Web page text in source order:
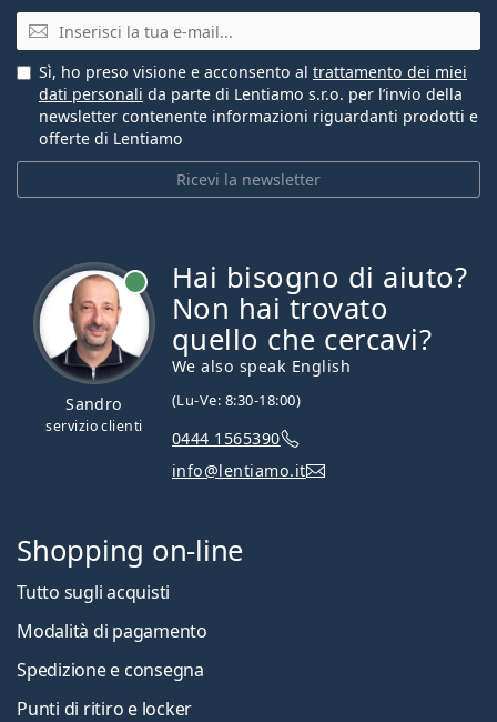
E-mail
Ricevi la newsletter
Sì, ho preso visione e acconsento al trattamento dei miei
dati personali da parte di Lentiamo s.r.o. per l’invio della
newsletter contenente informazioni riguardanti prodotti e
offerte di Lentiamo
Sandro
servizio clienti
Hai bisogno di aiuto?
Non hai trovato
quello che cercavi?
We also speak English
(Lu-Ve: 8:30-18:00)
0444 1565390
info@lentiamo.it
Shopping on-line
Tutto sugli acquisti
Modalità di pagamento
Spedizione e consegna
Punti di ritiro e locker